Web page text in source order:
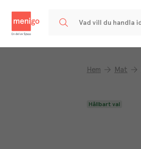
Hem Mat
Hållbart val